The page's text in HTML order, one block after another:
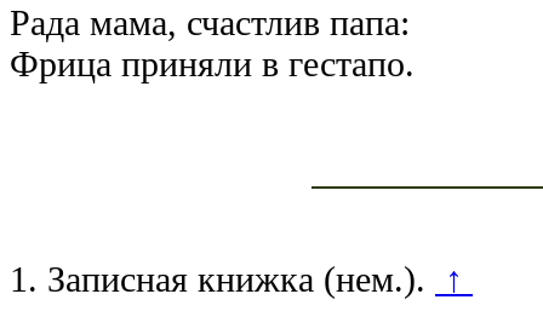
Рада мама, счастлив папа:
Фрица приняли в гестапо.
1. Записная книжка (нем.).
↑